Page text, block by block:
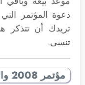
دعوة المؤتمر
تريدك أن تتذكر
تنسى.
مؤتمر 2008 والآي فون 3G